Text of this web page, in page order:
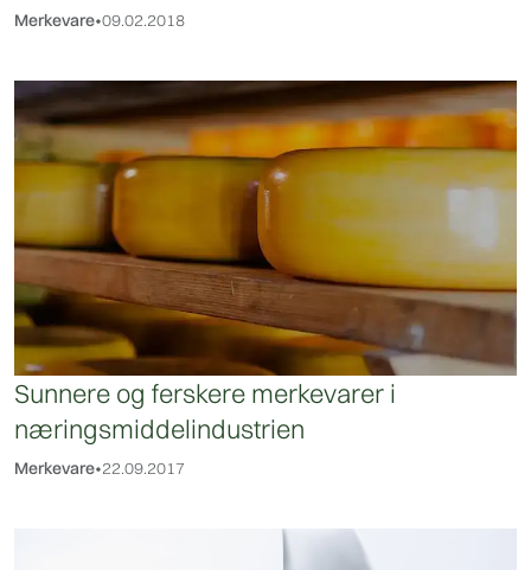
Merkevare•09.02.2018
Sunnere og ferskere merkevarer i
næringsmiddelindustrien
Merkevare•22.09.2017